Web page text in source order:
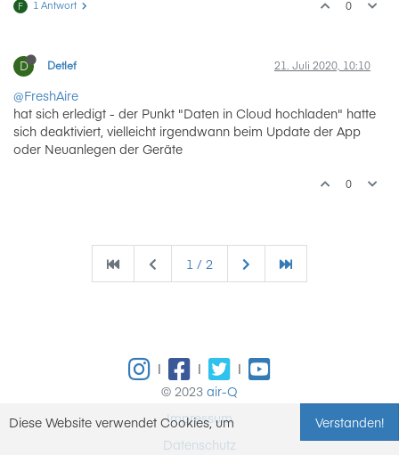
F 1 Antwort 0
D Detlef 21. Juli 2020, 10:10
@FreshAire
hat sich erledigt - der Punkt "Daten in Cloud hochladen" hatte
sich deaktiviert, vielleicht irgendwann beim Update der App
oder Neuanlegen der Geräte
0
1 / 2
| |
|
© 2023 air-Q
Impressum
Datenschutz
Verstanden!
Diese Website verwendet Cookies, um